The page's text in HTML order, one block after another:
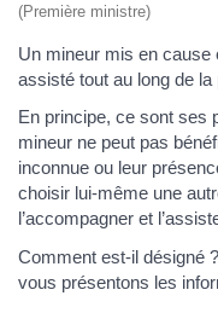
(Première ministre)
Un mineur mis en cause
assisté tout au long de la
En principe, ce sont ses
mineur ne peut pas
inconnue ou leur
choisir lui-même une
l’accompagner et
Comment est-il désigné
vous présentons les